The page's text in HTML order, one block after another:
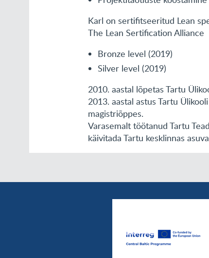
Karl on sertifitseeritud Lean
The Lean Sertification Alliance
Bronze level (2019)
Silver level (2019)
2010. aastal lõpetas Tartu
2013. aastal astus Tartu
magistriõppes.
Varasemalt töötanud Tartu
käivitada Tartu kesklinnas